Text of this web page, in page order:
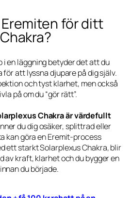
för ditt
i en läggning betyder det att du
att lyssna djupare på dig själv.
och tyst klarhet, men också
på om du “gör rätt”.
Chakra är värdefullt
du dig osäker, splittrad eller
kan göra en Eremit-process
ett starkt Solarplexus Chakra, blir
av kraft, klarhet och du bygger en
du började.